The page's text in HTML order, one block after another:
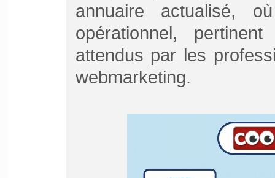
annuaire actualisé,
opérationnel,
attendus par les
webmarketing.